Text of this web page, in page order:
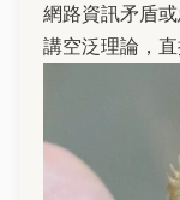
網路資訊矛盾
講空泛理論，